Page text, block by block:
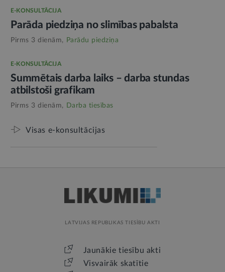
E-KONSULTĀCIJA
Parāda piedziņa no slimības pabalsta
Pirms 3 dienām, Parādu piedziņa
E-KONSULTĀCIJA
Summētais darba laiks – darba stundas
atbilstoši grafikam
Pirms 3 dienām, Darba tiesības
Visas e-konsultācijas
LATVIJAS REPUBLIKAS TIESĪBU AKTI
Jaunākie tiesību akti
Visvairāk skatītie